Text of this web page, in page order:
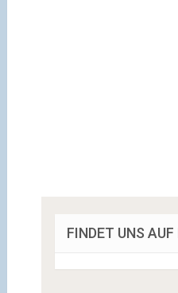
FINDET UNS AUF